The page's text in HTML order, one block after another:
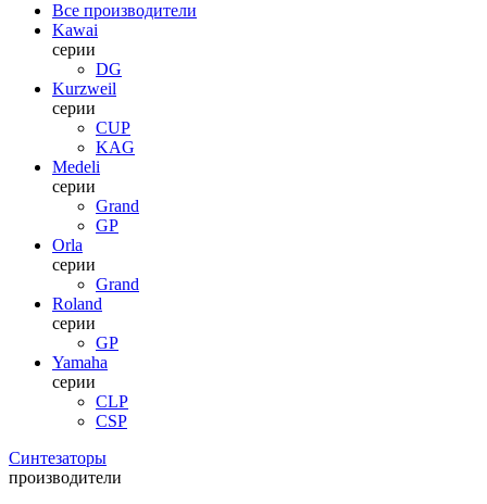
Все производители
Kawai
серии
DG
Kurzweil
серии
CUP
KAG
Medeli
серии
Grand
GP
Orla
серии
Grand
Roland
серии
GP
Yamaha
серии
CLP
CSP
Синтезаторы
производители